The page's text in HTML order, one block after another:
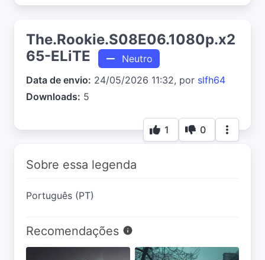
The.Rookie.S08E06.1080p.x2
65-ELiTE
Neutro
Data de envio: 24/05/2026 11:32, por slfh64
Downloads: 5
1 0
Sobre essa legenda
Português (PT)
Recomendações